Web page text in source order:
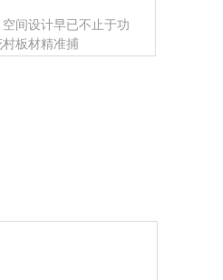
间设计早已不止于功
板材精准捕